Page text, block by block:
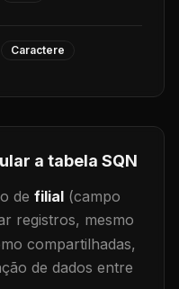
Caractere
a tabela SQN
de filial (campo
registros, mesmo
compartilhadas,
de dados entre